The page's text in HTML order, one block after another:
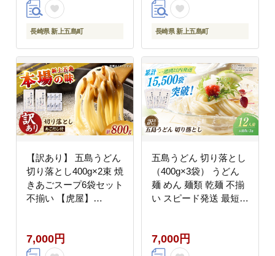
長崎県 新上五島町 長崎県 新上五島町
【訳あり】 五島うどん
切り落とし400g×2束 焼
きあごスープ6袋セット
不揃い 【虎屋】
7,000円
五島うどん 切り落とし
（400g×3袋） うどん
麺 めん 麺類 乾麺 不揃
い スピード発送 最短発
7,000円